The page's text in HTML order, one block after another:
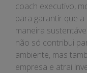
coach executivo,
para garantir que
maneira
não só contribui
ambiente, mas
empresa e atrai